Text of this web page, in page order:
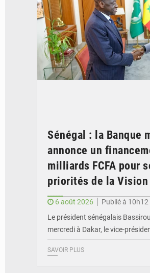
Sénégal : la Banque
annonce un
milliards FCFA pour
priorités de la Vision
6 août 2026
Publié à 10h12
Le président sénégalais
mercredi à Dakar, le vice-
SAVOIR PLUS